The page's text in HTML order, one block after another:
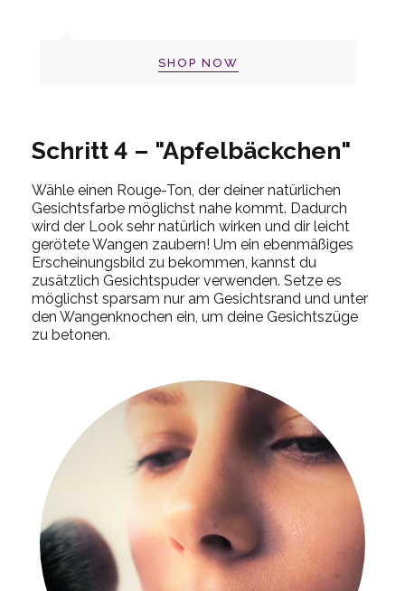
SHOP NOW
Schritt 4 – "Apfelbäckchen"
Wähle einen Rouge-Ton, der deiner natürlichen
Gesichtsfarbe möglichst nahe kommt. Dadurch
wird der Look sehr natürlich wirken und dir leicht
gerötete Wangen zaubern! Um ein ebenmäßiges
Erscheinungsbild zu bekommen, kannst du
zusätzlich Gesichtspuder verwenden. Setze es
möglichst sparsam nur am Gesichtsrand und unter
den Wangenknochen ein, um deine Gesichtszüge
zu betonen.